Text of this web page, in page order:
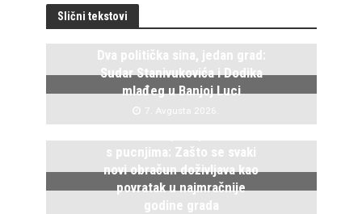
Slični tekstovi
Dva politička sina, jedan grad:
Sudar Stanivukovića i Dodika
mlađeg u Banjoj Luci
7. Avgusta 2026.
s pucnjima: Zašto se svaki
novi obračun doživljava kao
povratak u najmračnije
godine grada